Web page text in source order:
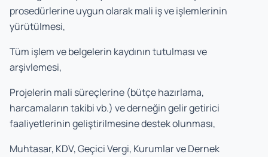
prosedürlerine uygun olarak mali iş ve işlemlerinin
yürütülmesi,
Tüm işlem ve belgelerin kaydının tutulması ve
arşivlemesi,
Projelerin mali süreçlerine (bütçe hazırlama,
harcamaların takibi vb.) ve derneğin gelir getirici
faaliyetlerinin geliştirilmesine destek olunması,
Muhtasar, KDV, Geçici Vergi, Kurumlar ve Dernek